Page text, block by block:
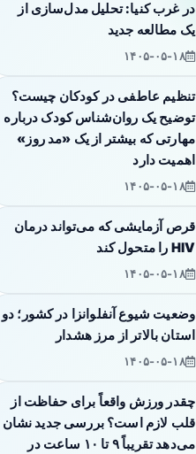
در غرب کنیا: تحلیل مدل‌سازی از
یک مطالعه جدید
۱۴۰۵-۰۵-۱۸
تنظیم عاطفی در کودکان چیست؟
توضیح یک روان‌شناس کودک درباره
مهارتی که بیشتر از یک «مد روز»
اهمیت دارد
۱۴۰۵-۰۵-۱۸
قرص آزمایشی که می‌تواند درمان
HIV را متحول کند
۱۴۰۵-۰۵-۱۸
وضعیت شیوع آنفلوانزا در کشور؛ دو
استان بالاتر از مرز هشدار
۱۴۰۵-۰۵-۱۸
چقدر ورزش واقعاً برای حفاظت از
قلب لازم است؟ بررسی جدید نشان
می‌دهد تقریباً ۹ تا ۱۰ ساعت در